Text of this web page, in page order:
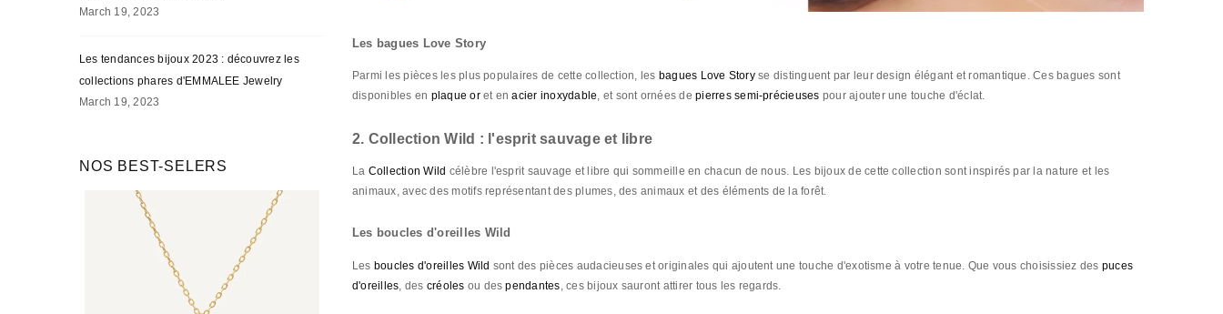
March 19, 2023
Les tendances bijoux 2023 : découvrez les
collections phares d'EMMALEE Jewelry
March 19, 2023
NOS BEST-SELERS
Les bagues Love Story
Parmi les pièces les plus populaires de cette collection, les bagues Love Storyse distinguent par leur design élégant et romantique. Ces bagues sont
disponibles en plaque oret enacier inoxydable, et sont ornées depierres semi-précieuses pour ajouter une touche d'éclat.
2. Collection Wild : l'esprit sauvage et libre
La Collection Wild célèbre l'esprit sauvage et libre qui sommeille en chacun de nous. Les bijoux de cette collection sont inspirés par la nature et les
animaux, avec des motifs représentant des plumes, des animaux et des éléments de la forêt.
Les boucles d'oreilles Wild
Les boucles d'oreilles Wild sont des pièces audacieuses et originales qui ajoutent une touche d'exotisme à votre tenue. Que vous choisissiez des puces
d'oreilles , des créoles ou despendantes , ces bijoux sauront attirer tous les regards.